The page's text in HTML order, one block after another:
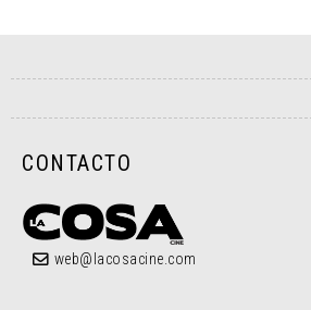
CONTACTO
web@lacosacine.com